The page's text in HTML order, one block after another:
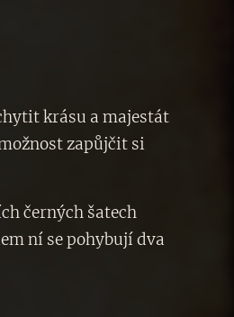
krásu a majestát
zapůjčit si
černých šatech
ní se pohybují dva